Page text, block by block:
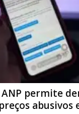
permite
abusivos